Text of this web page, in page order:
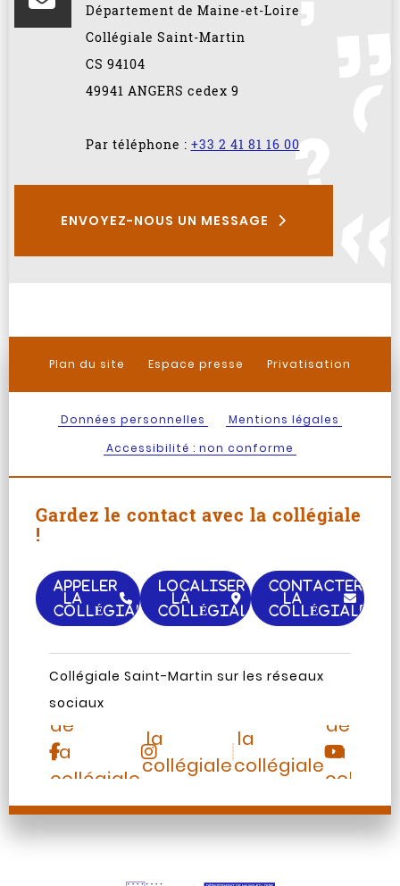
Département de Maine-et-Loire
Collégiale Saint-Martin
CS 94104
49941 ANGERS cedex 9
Par téléphone : +33 2 41 81 16 00
ENVOYEZ-NOUS UN MESSAGE
Plan du site Espace presse Privatisation
Données personnelles
Mentions légales
Accessibilité : non conforme
Gardez le contact avec la collégiale
!
APPELER
LA
COLLÉGIALE
LOCALISER
LA
COLLÉGIALE
CONTACTER
LA
COLLÉGIALE
Collégiale Saint-Martin sur les réseaux
sociaux
Page
Facebook
de
la
collégiale
Saint-
Martin
Instagram
la
collégiale
Martin
TripAdvisor
la
collégiale
Martin
de
la
Saint-
Martin